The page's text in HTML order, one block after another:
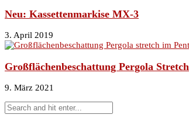
Neu: Kassettenmarkise MX-3
3. April 2019
Großflächenbeschattung Pergola Stretch
9. März 2021